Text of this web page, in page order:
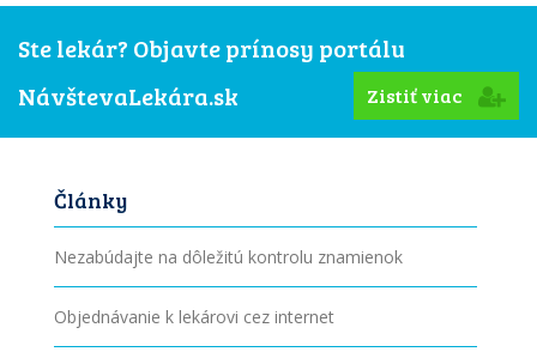
Ste lekár? Objavte prínosy portálu
NávštevaLekára.sk
Zistiť viac
Články
Nezabúdajte na dôležitú kontrolu znamienok
Objednávanie k lekárovi cez internet